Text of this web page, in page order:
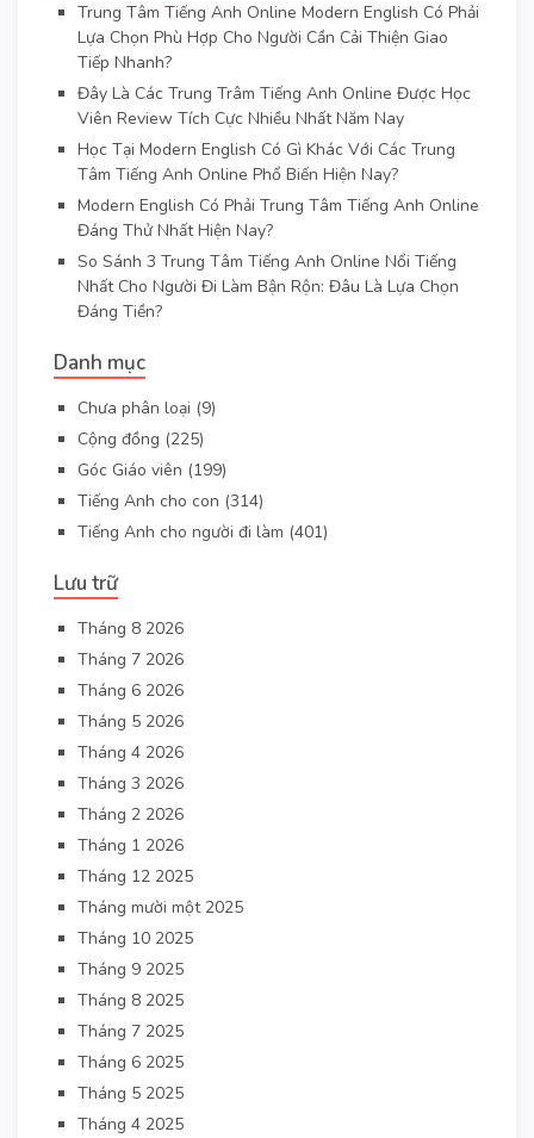
Trung Tâm Tiếng Anh Online Modern English Có Phải
Lựa Chọn Phù Hợp Cho Người Cần Cải Thiện Giao
Tiếp Nhanh?
Đây Là Các Trung Trâm Tiếng Anh Online Được Học
Viên Review Tích Cực Nhiều Nhất Năm Nay
Học Tại Modern English Có Gì Khác Với Các Trung
Tâm Tiếng Anh Online Phổ Biến Hiện Nay?
Modern English Có Phải Trung Tâm Tiếng Anh Online
Đáng Thử Nhất Hiện Nay?
So Sánh 3 Trung Tâm Tiếng Anh Online Nổi Tiếng
Nhất Cho Người Đi Làm Bận Rộn: Đâu Là Lựa Chọn
Đáng Tiền?
Danh mục
Chưa phân loại (9)
Cộng đồng (225)
Góc Giáo viên (199)
Tiếng Anh cho con (314)
Tiếng Anh cho người đi làm (401)
Lưu trữ
Tháng 8 2026
Tháng 7 2026
Tháng 6 2026
Tháng 5 2026
Tháng 4 2026
Tháng 3 2026
Tháng 2 2026
Tháng 1 2026
Tháng 12 2025
Tháng mười một 2025
Tháng 10 2025
Tháng 9 2025
Tháng 8 2025
Tháng 7 2025
Tháng 6 2025
Tháng 5 2025
Tháng 4 2025